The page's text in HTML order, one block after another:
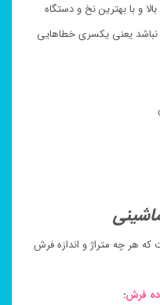
و با بهترین نخ و دستگاه
نباشد یعنی یکسری خطاهایی
هر چه متراژ و اندازه فرش
فرش: